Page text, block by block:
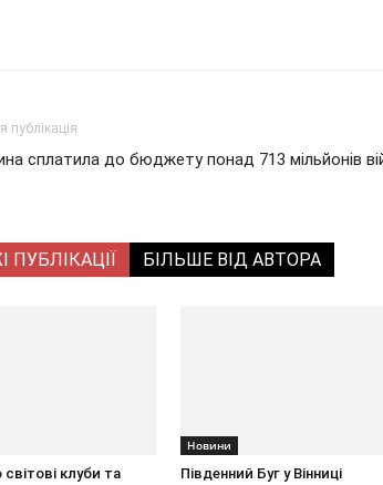
публікація
сплатила до бюджету понад 713 мільйонів
ПУБЛІКАЦІЇ БІЛЬШЕ ВІД АВТОРА
клуби та
Новини
Південний Буг у Вінниці